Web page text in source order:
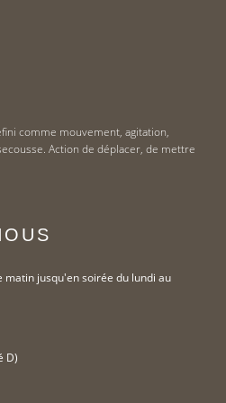
comme mouvement, agitation,
Action de déplacer, de mettre
matin jusqu'en soirée du lundi au
D)